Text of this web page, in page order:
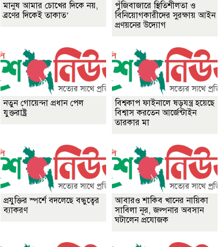
মানুষ আমার চোখের দিকে নয়,
ব্রণের দিকেই তাকাত’
পুঁজিবাজারে স্থিতিশীলতা ও
বিনিয়োগকারীদের সুরক্ষায় আইন
প্রণয়নের উদ্যোগ
নতুন গোয়েন্দা প্রধান পেল
যুক্তরাষ্ট্র
বিশ্বকাপ ফাইনালে ষড়যন্ত্র হয়েছে
বিশ্বাস করতেন আর্জেন্টাইন
তারকার মা
প্রযুক্তির স্পর্শে বদলেছে বন্ধুত্বের
ব্যাকরণ
আবারও শাকিব খানের নায়িকা
সাবিলা নূর, জল্পনার অবসান
ঘটালেন প্রযোজক